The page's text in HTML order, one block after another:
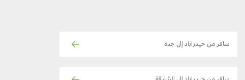
سافر من حيدراباد إلى جدة